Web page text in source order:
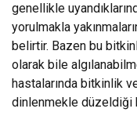
genellikle
yorulmakla
belirtir. Bazen bu
olarak bile
hastalarında bitkinlik
dinlenmekle düzeldiği